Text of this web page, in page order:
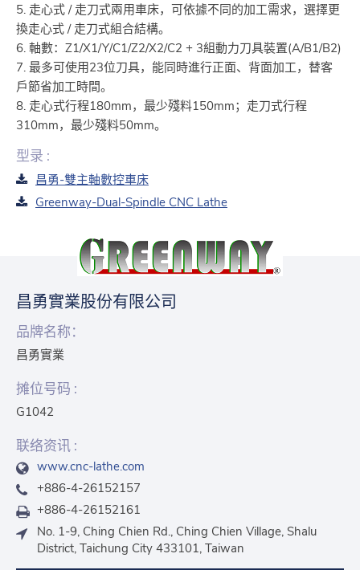
5. 走心式 / 走刀式兩用車床，可依據不同的加工需求，選擇更
換走心式 / 走刀式組合結構。
6. 軸數：Z1/X1/Y/C1/Z2/X2/C2 + 3組動力刀具裝置(A/B1/B2)
7. 最多可使用23位刀具，能同時進行正面、背面加工，替客
戶節省加工時間。
8. 走心式行程180mm，最少殘料150mm；走刀式行程
310mm，最少殘料50mm。
型录 :
昌勇-雙主軸數控車床
Greenway-Dual-Spindle CNC Lathe
昌勇實業股份有限公司
品牌名称：
昌勇實業
摊位号码 :
G1042
联络资讯 :
www.cnc-lathe.com
+886-4-26152157
+886-4-26152161
No. 1-9, Ching Chien Rd., Ching Chien Village, Shalu
District, Taichung City 433101, Taiwan